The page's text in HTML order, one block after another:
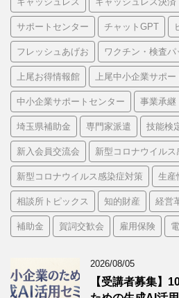
サポートセンター チャットGPT
フレッシュあげお ワクチン・検査
上尾お得情報館 上尾中小企業サポ
中小企業サポートセンター 事業承継
埼玉県補助金 専門家派遣 技能検
新入会員交流会 新型コロナウイルス
新型コロナウイルス感染症対策 生産
相談所トピックス 知的財産 経営
補助金 賀詞交歓会 雇用保険
2026/08/05
【受講者募集】